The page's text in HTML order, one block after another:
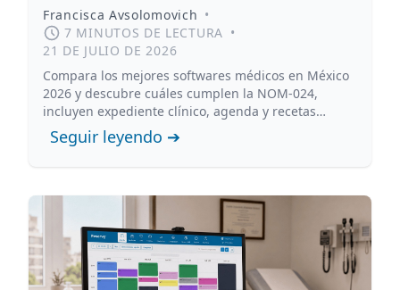
Francisca Avsolomovich •
7 MINUTOS DE LECTURA •
21 DE JULIO DE 2026
Compara los mejores softwares médicos en México
2026 y descubre cuáles cumplen la NOM-024,
incluyen expediente clínico, agenda y recetas
digitales.
Seguir leyendo ➔